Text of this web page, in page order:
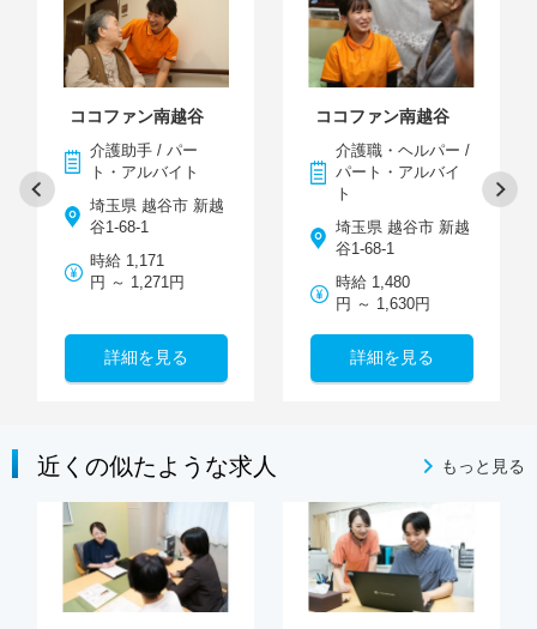
ココファン南越谷
介護助手 / パー
ト・アルバイト
埼玉県 越谷市 新越
谷1-68-1
時給 1,171
円 ～ 1,271円
詳細を見る
ココファン南越谷
介護職・ヘルパー /
パート・アルバイ
ト
埼玉県 越谷市 新越
谷1-68-1
時給 1,480
円 ～ 1,630円
詳細を見る
近くの似たような求人 もっと見る